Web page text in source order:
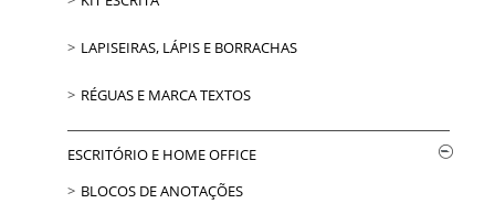
LAPISEIRAS, LÁPIS E BORRACHAS
RÉGUAS E MARCA TEXTOS
ESCRITÓRIO E HOME OFFICE
BLOCOS DE ANOTAÇÕES